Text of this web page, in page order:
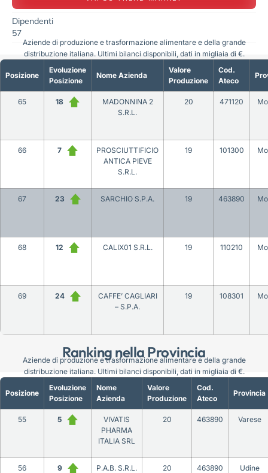
Dipendenti
57
Ranking nella Provincia
Posizione
Evoluzione
Posizione
Nome Azienda
Valore
Produzione
Cod.
Ateco
65 18
MADONNINA 2
S.R.L.
20 471120
66 7
PROSCIUTTIFICIO
ANTICA PIEVE
S.R.L.
19 101300
67 23 SARCHIO S.P.A. 19 463890
68 12 CALIX01 S.R.L. 19 110210
69 24
CAFFE’ CAGLIARI
– S.P.A.
19 108301
Aziende di produzione e trasformazione alimentare e della grande
distribuzione italiana. Ultimi bilanci disponibili, dati in migliaia di €.
Posizione
Evoluzione
Posizione
Nome
Azienda
Valore
Produzione
Cod.
Ateco
Provincia
55 5
VIVATIS
PHARMA
ITALIA SRL
20 463890 Varese
56 9 P.A.B. S.R.L. 20 463890 Udine
Aziende di produzione e trasformazione alimentare e della grande
distribuzione italiana. Ultimi bilanci disponibili, dati in migliaia di €.